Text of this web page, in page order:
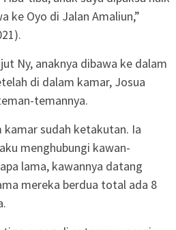
ke Oyo di Jalan Amaliun,”
Ny, anaknya dibawa ke dalam
di dalam kamar, Josua
temannya.
kamar sudah ketakutan. Ia
menghubungi kawan-
lama, kawannya datang
mereka berdua total ada 8